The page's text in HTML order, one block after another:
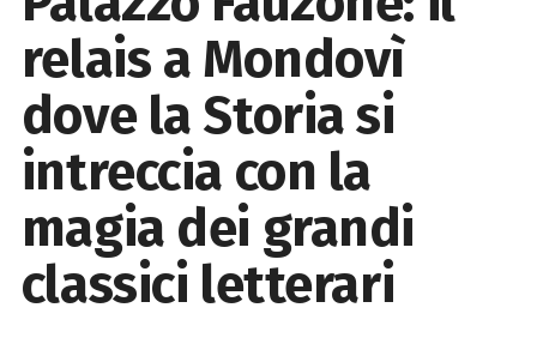
relais a Mondovì
dove la Storia si
intreccia con la
magia dei grandi
classici letterari